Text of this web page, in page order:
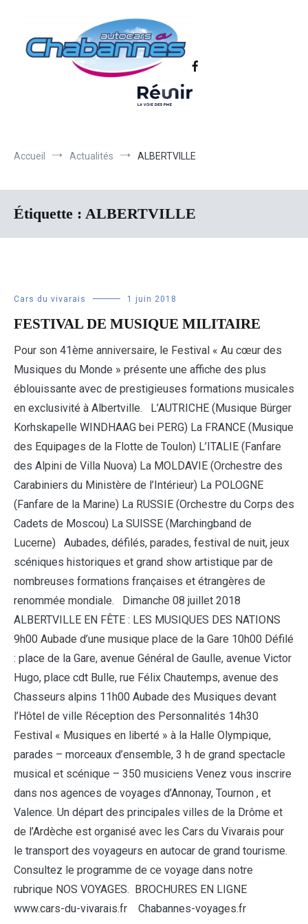
Autocars Chabannes | Transport en
Transport scolaire, Transports de personnel en Drôme Ardèche,
Transport touristique France et Europe
Accueil Actualités ALBERTVILLE
Étiquette : ALBERTVILLE
Cars du vivarais 1 juin 2018
FESTIVAL DE MUSIQUE MILITAIRE
Pour son 41ème anniversaire, le Festival « Au cœur des
Musiques du Monde » présente une affiche des plus
éblouissante avec de prestigieuses formations musicales
en exclusivité à Albertville. L’AUTRICHE (Musique Bürger
Korhskapelle WINDHAAG bei PERG) La FRANCE (Musique
des Equipages de la Flotte de Toulon) L’ITALIE (Fanfare
des Alpini de Villa Nuova) La MOLDAVIE (Orchestre des
Carabiniers du Ministère de l’Intérieur) La POLOGNE
(Fanfare de la Marine) La RUSSIE (Orchestre du Corps des
Cadets de Moscou) La SUISSE (Marchingband de
Lucerne) Aubades, défilés, parades, festival de nuit, jeux
scéniques historiques et grand show artistique par de
nombreuses formations françaises et étrangères de
renommée mondiale. Dimanche 08 juillet 2018
ALBERTVILLE EN FÊTE : LES MUSIQUES DES NATIONS
9h00 Aubade d’une musique place de la Gare 10h00 Défilé
: place de la Gare, avenue Général de Gaulle, avenue Victor
Hugo, place cdt Bulle, rue Félix Chautemps, avenue des
Chasseurs alpins 11h00 Aubade des Musiques devant
l’Hôtel de ville Réception des Personnalités 14h30
Festival « Musiques en liberté » à la Halle Olympique,
parades – morceaux d’ensemble, 3 h de grand spectacle
musical et scénique – 350 musiciens Venez vous inscrire
dans nos agences de voyages d’Annonay, Tournon , et
Valence. Un départ des principales villes de la Drôme et
de l’Ardèche est organisé avec les Cars du Vivarais pour
le transport des voyageurs en autocar de grand tourisme.
Consultez le programme de ce voyage dans notre
rubrique NOS VOYAGES. BROCHURES EN LIGNE
www.cars-du-vivarais.fr Chabannes-voyages.fr